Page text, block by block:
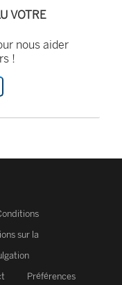
VOTRE
nous aider
!
sur la
Préférences